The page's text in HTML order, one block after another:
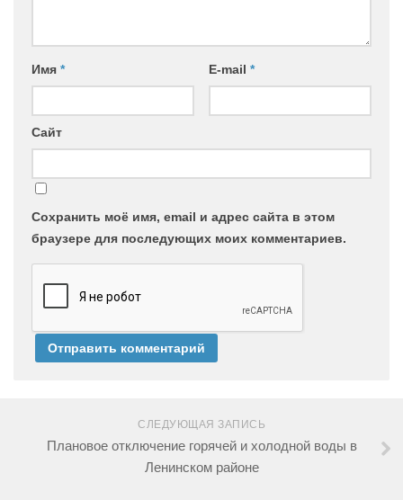
Имя * E-mail *
Сайт
Сохранить моё имя, email и адрес сайта в этом
браузере для последующих моих комментариев.
СЛЕДУЮЩАЯ ЗАПИСЬ
Плановое отключение горячей и холодной воды в
Ленинском районе